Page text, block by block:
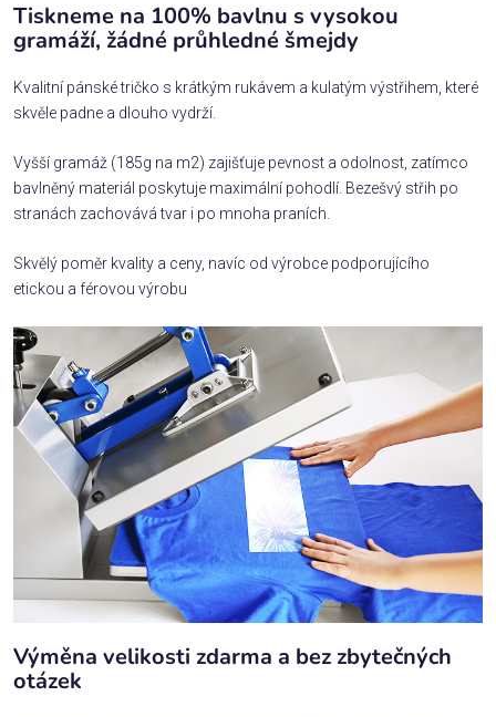
Tiskneme na 100% bavlnu s vysokou
gramáží, žádné průhledné šmejdy
Kvalitní pánské tričko s krátkým rukávem a kulatým výstřihem, které
skvěle padne a dlouho vydrží.
Vyšší gramáž (185g na m2) zajišťuje pevnost a odolnost, zatímco
bavlněný materiál poskytuje maximální pohodlí. Bezešvý střih po
stranách zachovává tvar i po mnoha praních.
Skvělý poměr kvality a ceny, navíc od výrobce podporujícího
etickou a férovou výrobu
Výměna velikosti zdarma a bez zbytečných
otázek